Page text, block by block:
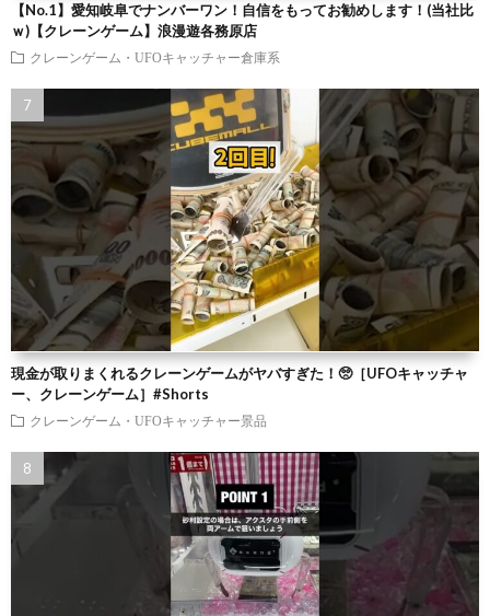
【No.1】愛知岐阜でナンバーワン！自信をもってお勧めします！(当社比
ｗ)【クレーンゲーム】浪漫遊各務原店
クレーンゲーム・UFOキャッチャー倉庫系
現金が取りまくれるクレーンゲームがヤバすぎた！🥺［UFOキャッチャ
ー、クレーンゲーム］#Shorts
クレーンゲーム・UFOキャッチャー景品